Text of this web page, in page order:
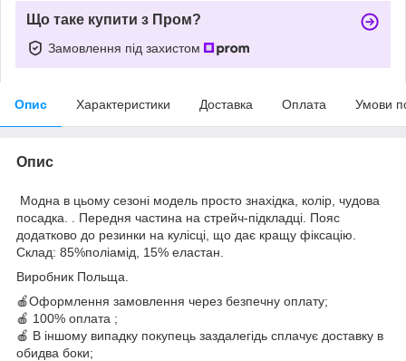
Що таке купити з Пром?
Замовлення під захистом
Опис Характеристики Доставка Оплата Умови
Опис
Модна в цьому сезоні модель просто знахідка, колір, чудова
посадка. . Передня частина на стрейч-підкладці. Пояс
додатково до резинки на кулісці, що дає кращу фіксацію.
Склад: 85%поліамід, 15% еластан.
Виробник Польща.
🍎Оформлення замовлення через безпечну оплату;
🍎 100% оплата ;
🍎 В іншому випадку покупець заздалегідь сплачує доставку в
обидва боки;